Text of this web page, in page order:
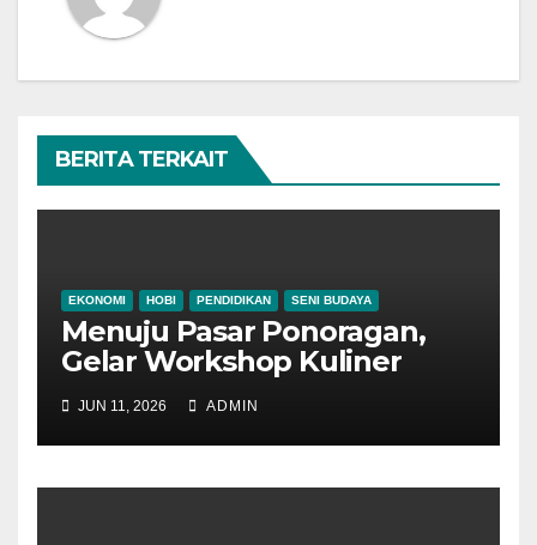
BERITA TERKAIT
EKONOMI HOBI PENDIDIKAN SENI BUDAYA
Menuju Pasar Ponoragan,
Gelar Workshop Kuliner
Tradisional Ponorogo
JUN 11, 2026 ADMIN